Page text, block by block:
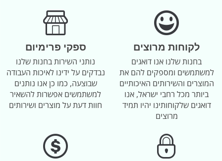
לקוחות מרוצים
בחנות שלנו אנו דואגים
למשתמשים ומספקים להם את
המוצרים והשירותים האיכותיים
ביותר מכל רחבי ישראל, אנו
דואגים שלקוחותינו יהיו תמיד
מרוצים
ספקי פרימיום
נותני השירות בחנות שלנו
נבדקים על ידינו לאיכות העבודה
שבוצעה, כמו כן אנו נותנים
למשתמשים אפשרות להשאיר
חוות דעת על מוצרים ושירותים